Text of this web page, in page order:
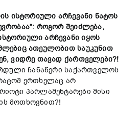
ისტორიული არჩევანი ნატოს
როგორ შეიძლება,
არჩევანი იყოს
ათეულობით საუკუნით
ვიდრე თავად ქართველები?!
ჩანაწერი საქართველოს
ერთხელაც არ
პარლამენტარები მისი
მოთხოვნით?!